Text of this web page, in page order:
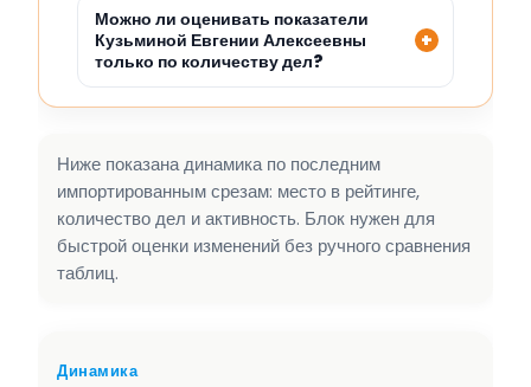
Можно ли оценивать показатели
Кузьминой Евгении Алексеевны
только по количеству дел?
Ниже показана динамика по последним
импортированным срезам: место в рейтинге,
количество дел и активность. Блок нужен для
быстрой оценки изменений без ручного сравнения
таблиц.
Динамика